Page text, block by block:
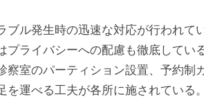
ブル発生時の迅速な対応が行われて
プライバシーへの配慮も徹底してい
察室のパーティション設置、予約制
を運べる工夫が各所に施されている